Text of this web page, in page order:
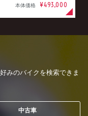
本体価格 ¥493,000
みのバイクを検索できま
中古車